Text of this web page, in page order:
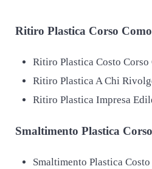
Ritiro Plastica Corso
Ritiro Plastica Costo
Ritiro Plastica A Chi
Ritiro Plastica Impresa
Smaltimento Plastica
Smaltimento Plastica